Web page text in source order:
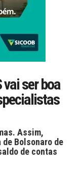
vai ser boa
Assim,
Bolsonaro de
de contas